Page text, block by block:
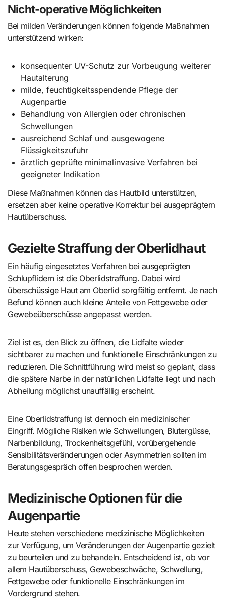
Nicht-operative Möglichkeiten
Bei milden Veränderungen können folgende Maßnahmen
unterstützend wirken:
konsequenter UV-Schutz zur Vorbeugung weiterer
Hautalterung
milde, feuchtigkeitsspendende Pflege der
Augenpartie
Behandlung von Allergien oder chronischen
Schwellungen
ausreichend Schlaf und ausgewogene
Flüssigkeitszufuhr
ärztlich geprüfte minimalinvasive Verfahren bei
geeigneter Indikation
Diese Maßnahmen können das Hautbild unterstützen,
ersetzen aber keine operative Korrektur bei ausgeprägtem
Hautüberschuss.
Gezielte Straffung der Oberlidhaut
Ein häufig eingesetztes Verfahren bei ausgeprägten
Schlupflidern ist die Oberlidstraffung. Dabei wird
überschüssige Haut am Oberlid sorgfältig entfernt. Je nach
Befund können auch kleine Anteile von Fettgewebe oder
Gewebeüberschüsse angepasst werden.
Ziel ist es, den Blick zu öffnen, die Lidfalte wieder
sichtbarer zu machen und funktionelle Einschränkungen zu
reduzieren. Die Schnittführung wird meist so geplant, dass
die spätere Narbe in der natürlichen Lidfalte liegt und nach
Abheilung möglichst unauffällig erscheint.
Eine Oberlidstraffung ist dennoch ein medizinischer
Eingriff. Mögliche Risiken wie Schwellungen, Blutergüsse,
Narbenbildung, Trockenheitsgefühl, vorübergehende
Sensibilitätsveränderungen oder Asymmetrien sollten im
Beratungsgespräch offen besprochen werden.
Medizinische Optionen für die
Augenpartie
Heute stehen verschiedene medizinische Möglichkeiten
zur Verfügung, um Veränderungen der Augenpartie gezielt
zu beurteilen und zu behandeln. Entscheidend ist, ob vor
allem Hautüberschuss, Gewebeschwäche, Schwellung,
Fettgewebe oder funktionelle Einschränkungen im
Vordergrund stehen.